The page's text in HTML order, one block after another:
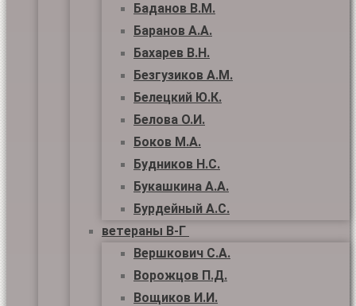
Баданов В.М.
Баранов А.А.
Бахарев В.Н.
Безгузиков А.М.
Белецкий Ю.К.
Белова О.И.
Боков М.А.
Будников Н.С.
Букашкина А.А.
Бурдейный А.С.
ветераны В-Г
Вершкович С.А.
Ворожцов П.Д.
Вощиков И.И.